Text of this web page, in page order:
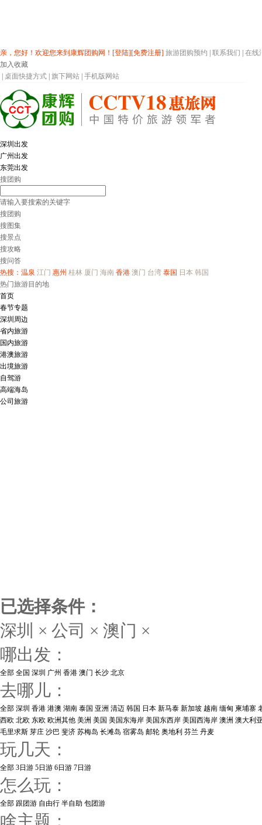
亲，您好！欢迎您来到康辉团购网！ [登陆][免费注册] 旅游团购预约 联系我们
在线
加入收藏
桌面快捷方式 旗下网站 手机版网站
深圳出发
广州出发
东莞出发
搜团购
请输入要搜索的关键字
搜团购
搜图集
搜景点
搜攻略
搜问答
热搜： 温泉 江门 惠州 桂林 厦门 海南 香港 澳门 台湾 泰国 日本 韩国
热门旅游目的地
首页
春节专题
深圳周边
省内旅游
国内旅游
港澳旅游
出境旅游
自驾游
高端海岛
公司旅游
已选择条件：
深圳 × 公司 × 澳门 ×
哪出发：
全部 全国 深圳 广州 香港 澳门 长沙 北京
去哪儿：
全部 深圳 香港 港澳 湖南 泰国 亚洲 清迈 韩国 日本 新马泰 新加坡 越南 缅甸 柬埔寨
西欧 北欧 东欧 欧洲其他 美洲 美国 美国东海岸 美国东西岸 美国西海岸 澳洲 澳大利
毛里求斯 芽庄 沙巴 斐济 苏梅岛 长滩岛 宿雾岛 邮轮 奥地利 芬兰 丹麦
玩几天：
全部 3日游 5日游 6日游 7日游
怎么玩：
全部 跟团游 自由行 半自助 包团游
啥主题：